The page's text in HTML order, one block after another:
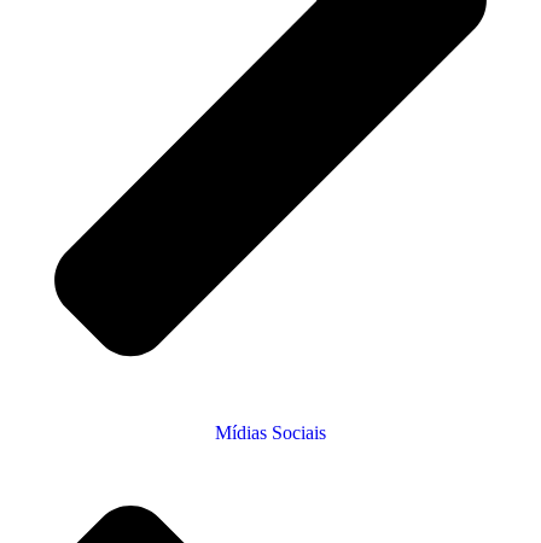
Mídias Sociais